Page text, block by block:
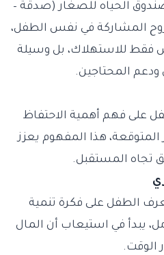
الحياه للصغار (صدقة –
المشاركة في نفس الطفل،
فقط للاستهلاك، بل وسيلة
ودعم المحتاجين.
على فهم أهمية الاحتفاظ
المتوقعة، هذا المفهوم يعزز
تجاه المستقبل.
الطفل على فكرة تنمية
يبدأ في استيعاب أن المال
الوقت.